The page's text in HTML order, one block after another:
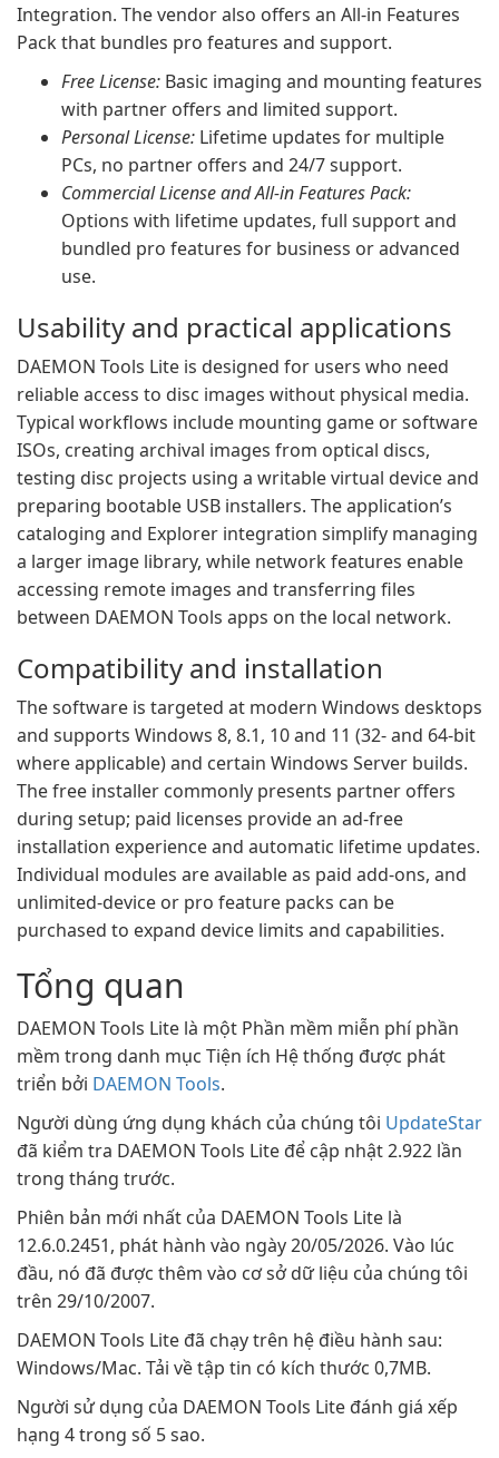
Integration. The vendor also offers an All-in Features
Pack that bundles pro features and support.
Free License: Basic imaging and mounting features
with partner offers and limited support.
Personal License: Lifetime updates for multiple
PCs, no partner offers and 24/7 support.
Commercial License and All-in Features Pack:
Options with lifetime updates, full support and
bundled pro features for business or advanced
use.
Usability and practical applications
DAEMON Tools Lite is designed for users who need
reliable access to disc images without physical media.
Typical workflows include mounting game or software
ISOs, creating archival images from optical discs,
testing disc projects using a writable virtual device and
preparing bootable USB installers. The application’s
cataloging and Explorer integration simplify managing
a larger image library, while network features enable
accessing remote images and transferring files
between DAEMON Tools apps on the local network.
Compatibility and installation
The software is targeted at modern Windows desktops
and supports Windows 8, 8.1, 10 and 11 (32- and 64-bit
where applicable) and certain Windows Server builds.
The free installer commonly presents partner offers
during setup; paid licenses provide an ad-free
installation experience and automatic lifetime updates.
Individual modules are available as paid add-ons, and
unlimited-device or pro feature packs can be
purchased to expand device limits and capabilities.
Tổng quan
DAEMON Tools Lite là một Phần mềm miễn phí phần
mềm trong danh mục Tiện ích Hệ thống được phát
triển bởi DAEMON Tools.
Người dùng ứng dụng khách của chúng tôi UpdateStar
đã kiểm tra DAEMON Tools Lite để cập nhật 2.922 lần
trong tháng trước.
Phiên bản mới nhất của DAEMON Tools Lite là
12.6.0.2451, phát hành vào ngày 20/05/2026. Vào lúc
đầu, nó đã được thêm vào cơ sở dữ liệu của chúng tôi
trên 29/10/2007.
DAEMON Tools Lite đã chạy trên hệ điều hành sau:
Windows/Mac. Tải về tập tin có kích thước 0,7MB.
Người sử dụng của DAEMON Tools Lite đánh giá xếp
hạng 4 trong số 5 sao.